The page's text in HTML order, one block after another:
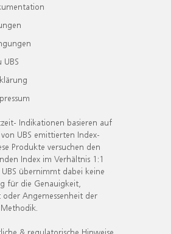
Indikationen basieren auf
UBS emittierten Index-
Produkte versuchen den
Index im Verhältnis 1:1
übernimmt dabei keine
für die Genauigkeit,
Angemessenheit der